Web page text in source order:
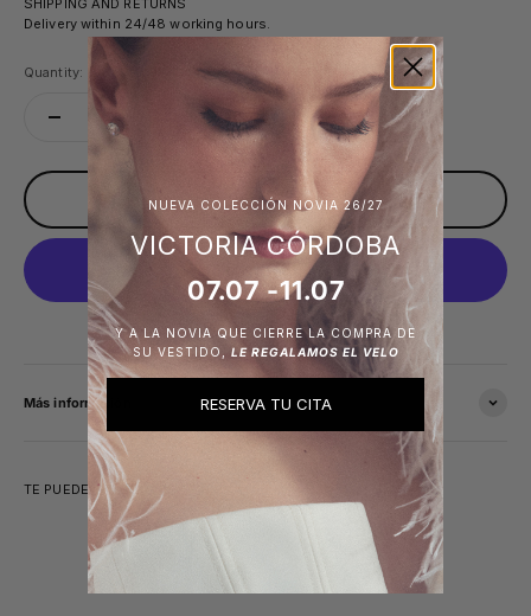
SHIPPING AND RETURNS
Delivery within 24/48 working hours.
Quantity:
Add to cart
More payment options
Más información
TE PUEDE INTERESAR
NUEVA COLECCIÓN NOVIA 26/27
VICTORIA CÓRDOBA
07.07 -11.07
Y A LA NOVIA QUE CIERRE LA COMPRA DE
SU VESTIDO, LE REGALAMOS EL VELO
RESERVA TU CITA